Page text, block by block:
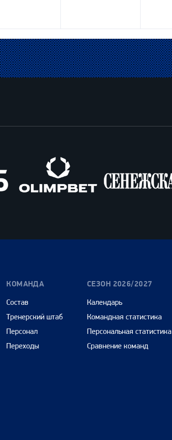
КОМАНДА
Состав
Тренерский штаб
Персонал
Переходы
СЕЗОН 2026/2027
Календарь
Командная статистика
Персональная статистика
Сравнение команд